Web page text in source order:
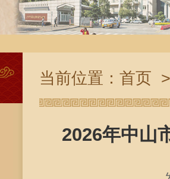
当前位置： 首页
2026年中山